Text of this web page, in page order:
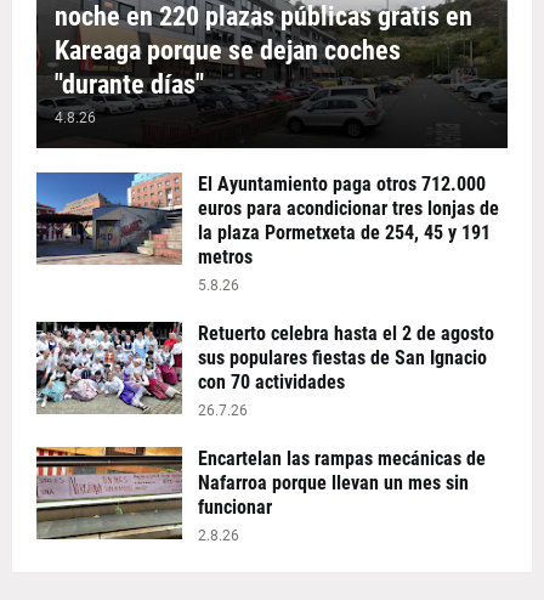
noche en 220 plazas públicas gratis en
Kareaga porque se dejan coches
"durante días"
4.8.26
El Ayuntamiento paga otros 712.000
euros para acondicionar tres lonjas de
la plaza Pormetxeta de 254, 45 y 191
metros
5.8.26
Retuerto celebra hasta el 2 de agosto
sus populares fiestas de San Ignacio
con 70 actividades
26.7.26
Encartelan las rampas mecánicas de
Nafarroa porque llevan un mes sin
funcionar
2.8.26